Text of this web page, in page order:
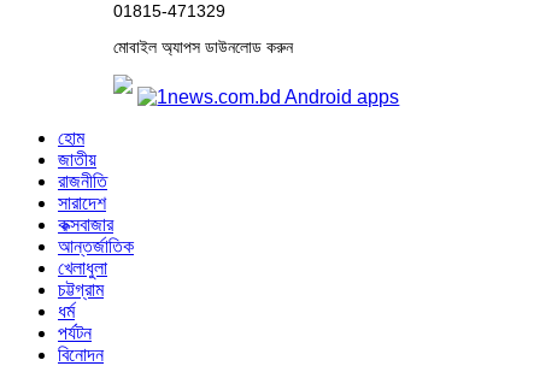
01815-471329
মোবাইল অ্যাপস ডাউনলোড করুন
হোম
জাতীয়
রাজনীতি
সারাদেশ
কক্সবাজার
আন্তর্জাতিক
খেলাধুলা
চট্টগ্রাম
ধর্ম
পর্যটন
বিনোদন